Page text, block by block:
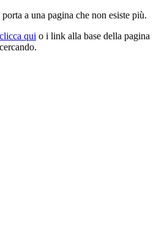
a una pagina che non esiste più.
clicca qui o i link alla base della pagina